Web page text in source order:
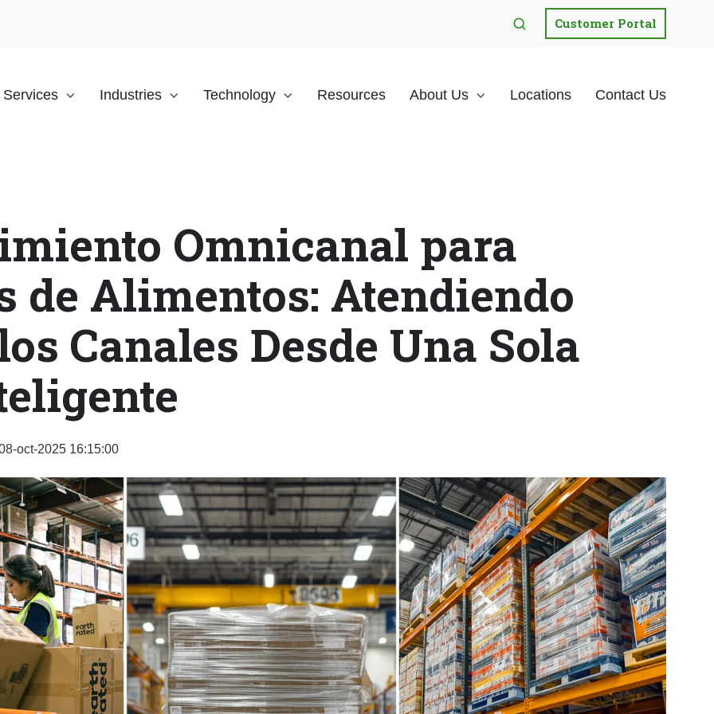
Customer Portal
Services Industries Technology Resources About Us Locations Contact Us
Omnicanal para
de Alimentos: Atendiendo
Canales Desde Una Sola
oct-2025 16:15:00